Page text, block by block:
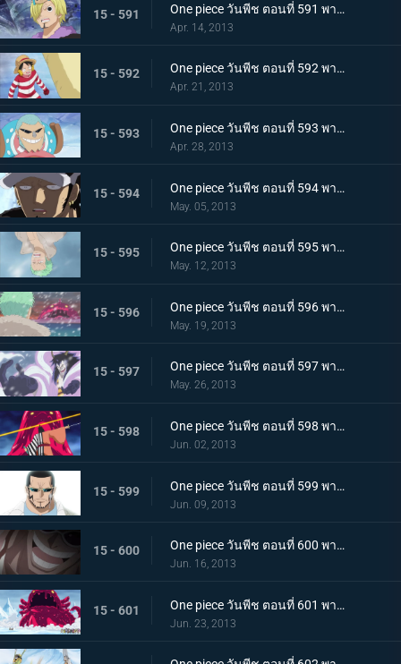
15 - 591 One piece วันพีช ตอนที่ 591 พากย์ไทย ช็อปเปอร์เดือดจัด! การทดลองอันโหดเหี้ยมของมาสเตอร์
Apr. 14, 2013
15 - 592 One piece วันพีช ตอนที่ 592 พากย์ไทย ฆ่ายกกลุ่ม! นักฆ่าในตำนานจู่โจม!
Apr. 21, 2013
15 - 593 One piece วันพีช ตอนที่ 593 พากย์ไทย ช่วยนามิ! ลูฟี่ต่อสู้บนภูเขาหิมะ
Apr. 28, 2013
15 - 594 One piece วันพีช ตอนที่ 594 พากย์ไทย ก่อตั้ง! พันธมิตรโจรสลัด ลูฟี่ ลอว์!
May. 05, 2013
15 - 595 One piece วันพีช ตอนที่ 595 พากย์ไทย จับกุมมาสเตอร์ เริ่มแผนการพันธมิตรโจรสลัด!
May. 12, 2013
15 - 596 One piece วันพีช ตอนที่ 596 พากย์ไทย วิกฤตการณ์ทำลายล้าง! สัตว์ประหลาดแห่งความตายลอยมา
May. 19, 2013
15 - 597 One piece วันพีช ตอนที่ 597 พากย์ไทย การต่อสู้อันดุเดือด ซีซาร์ใช้ความสามารถอันแท้จริง!
May. 26, 2013
15 - 598 One piece วันพีช ตอนที่ 598 พากย์ไทย ซามูไรผ่าอัคคี! จิ้งจอกเพลิงคินเอม่อน
Jun. 02, 2013
15 - 599 One piece วันพีช ตอนที่ 599 พากย์ไทย ตะลึง! ตัวตนที่แท้จริงของชายปริศนาเวอร์โก้!
Jun. 09, 2013
15 - 600 One piece วันพีช ตอนที่ 600 พากย์ไทย ปกป้องพวกเด็กๆ ไว้! เงื้อมมืออันชั่วร้ายของมาสเตอร์ใกล้เข้ามาแล้ว
Jun. 16, 2013
15 - 601 One piece วันพีช ตอนที่ 601 พากย์ไทย นิวเวิลด์สั่นสะเทือน! การทดลองแห่งฝันร้ายของซีซาร์
Jun. 23, 2013